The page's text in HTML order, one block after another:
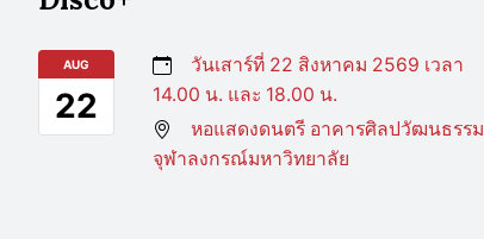
AUG
22
วันเสาร์ที่ 22 สิงหาคม 2569 เวลา
14.00 น. และ 18.00 น.
หอแสดงดนตรี อาคารศิลปวัฒนธรรม
จุฬาลงกรณ์มหาวิทยาลัย